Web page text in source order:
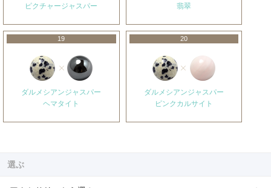
ピクチャージャスパー
翡翠
19
ダルメシアンジャスパー
ヘマタイト
20
ダルメシアンジャスパー
ピンクカルサイト
選ぶ